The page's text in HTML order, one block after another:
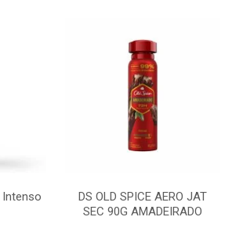
DS OLD SPICE AERO JAT
SEC 90G AMADEIRADO